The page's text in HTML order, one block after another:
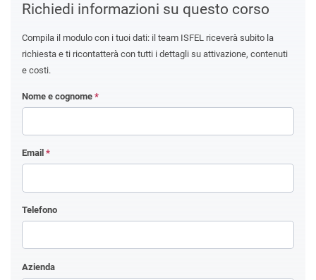
Richiedi informazioni su questo corso
Compila il modulo con i tuoi dati: il team ISFEL riceverà subito la
richiesta e ti ricontatterà con tutti i dettagli su attivazione, contenuti
e costi.
Nome e cognome *
Email *
Telefono
Azienda